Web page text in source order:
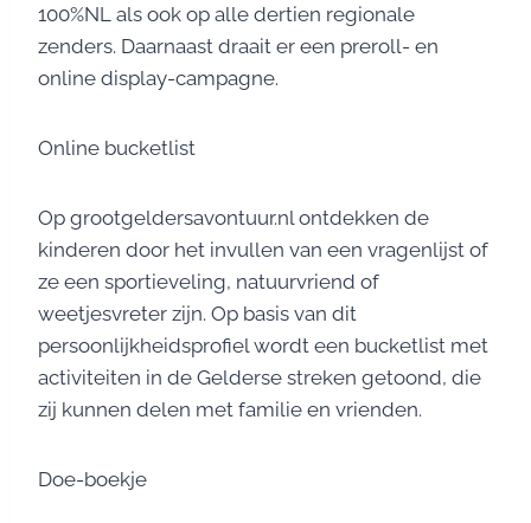
100%NL als ook op alle dertien regionale
zenders. Daarnaast draait er een preroll- en
online display-campagne.
Online bucketlist
Op grootgeldersavontuur.nl ontdekken de
kinderen door het invullen van een vragenlijst of
ze een sportieveling, natuurvriend of
weetjesvreter zijn. Op basis van dit
persoonlijkheidsprofiel wordt een bucketlist met
activiteiten in de Gelderse streken getoond, die
zij kunnen delen met familie en vrienden.
Doe-boekje